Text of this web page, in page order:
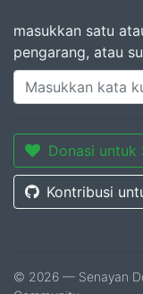
masukkan satu
pengarang, atau
Donasi untuk
Kontribusi
© 2026 — Senayan